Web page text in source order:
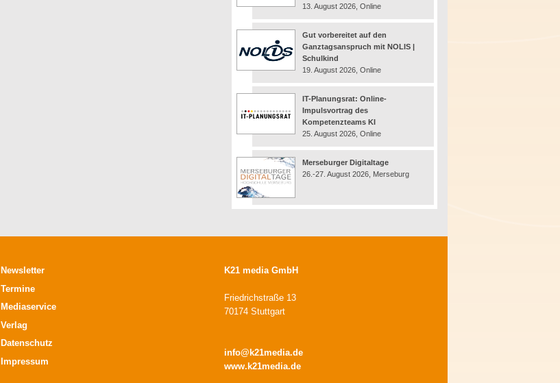
13. August 2026, Online
Gut vorbereitet auf den
Ganztagsanspruch mit NOLIS |
Schulkind
19. August 2026, Online
IT-Planungsrat: Online-
Impulsvortrag des
Kompetenzteams KI
25. August 2026, Online
Merseburger Digitaltage
26.-27. August 2026, Merseburg
Newsletter
Termine
Mediaservice
Verlag
Datenschutz
Impressum
K21 media GmbH
Friedrichstraße 13
70174 Stuttgart
info@k21media.de
www.k21media.de